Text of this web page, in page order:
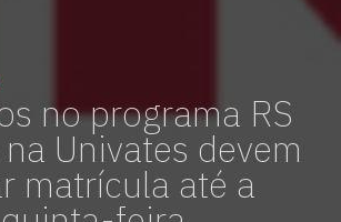
no programa RS
Univates devem
matrícula até a